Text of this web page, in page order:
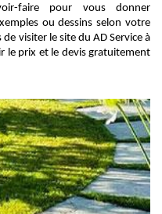
faire pour vous donner
ou dessins selon votre
visiter le site du AD Service à
le prix et le devis gratuitement